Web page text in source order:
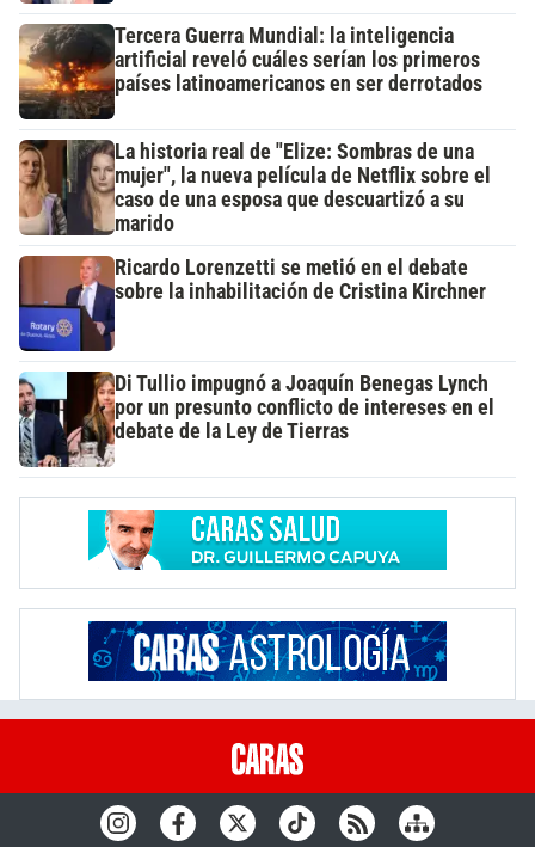
Tercera Guerra Mundial: la inteligencia
artificial reveló cuáles serían los primeros
países latinoamericanos en ser derrotados
La historia real de "Elize: Sombras de una
mujer", la nueva película de Netflix sobre el
caso de una esposa que descuartizó a su
marido
Ricardo Lorenzetti se metió en el debate
sobre la inhabilitación de Cristina Kirchner
Di Tullio impugnó a Joaquín Benegas Lynch
por un presunto conflicto de intereses en el
debate de la Ley de Tierras